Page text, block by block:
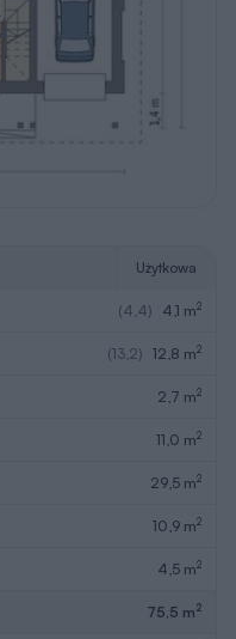
Użytkowa
(4,4) 4,1 m2
(13,2) 12,8 m2
2,7 m2
11,0 m2
29,5 m2
10,9 m2
4,5 m2
75,5 m2